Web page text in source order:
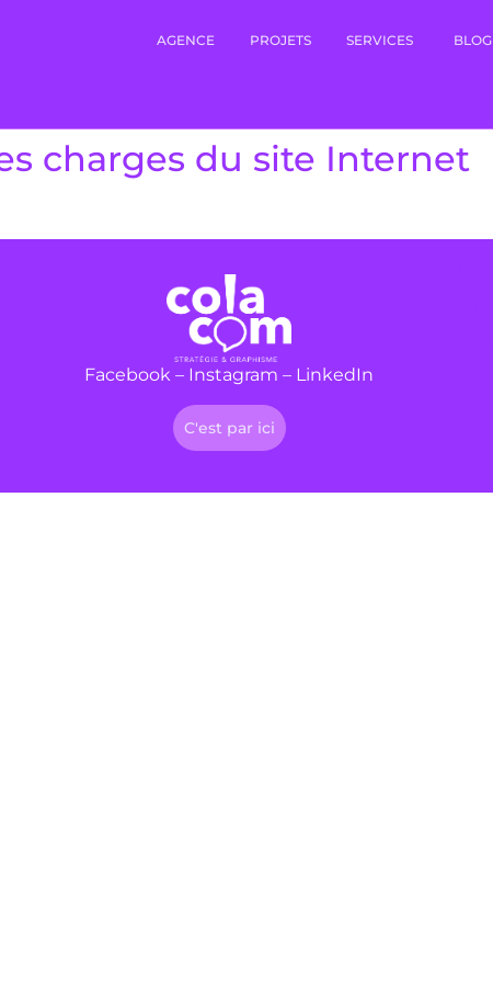
AGENCE PROJETS SERVICES BLOG
charges du site Internet
C'est par ici
Facebook – Instagram – LinkedIn